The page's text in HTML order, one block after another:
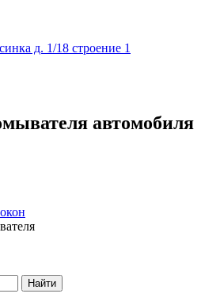
д. 1/18 строение 1
автомобиля
Найти